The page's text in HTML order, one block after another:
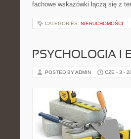
fachowe wskazówki łączą się z
CATEGORIES: NIERUCHOMOŚCI
PSYCHOLOGIA I
POSTED BY ADMIN CZE - 3 -